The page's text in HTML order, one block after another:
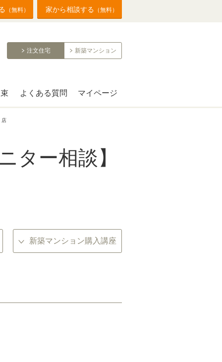
（無料） 家から相談する （無料）
注文住宅 新築マンション
よくある質問 マイページ
店
ター相談】
新築マンション購入講座